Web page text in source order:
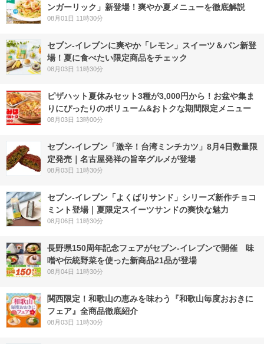
ンガーリック」新登場！爽やか夏メニューを徹底解説
08月01日 11時30分
セブン‐イレブンに爽やか「レモン」スイーツ＆パン新登
場！夏に食べたい限定商品をチェック
08月03日 11時30分
ピザハット夏休みセット3種が3,000円から！お盆や集ま
りにぴったりのボリューム&おトクな期間限定メニュー
08月03日 13時00分
セブン-イレブン「激辛！台湾ミンチカツ」8月4日数量限
定発売｜名古屋発祥の旨辛グルメが登場
08月03日 11時30分
セブン‐イレブン「よくばりサンド」シリーズ新作チョコ
ミント登場｜夏限定スイーツサンドの爽快な魅力
08月06日 11時30分
長野県150周年記念フェアがセブン-イレブンで開催 味
噌や伝統野菜を使った新商品21品が登場
08月04日 11時30分
関西限定！和歌山の恵みを味わう『和歌山毎度おおきに
フェア』全商品徹底紹介
08月03日 11時30分